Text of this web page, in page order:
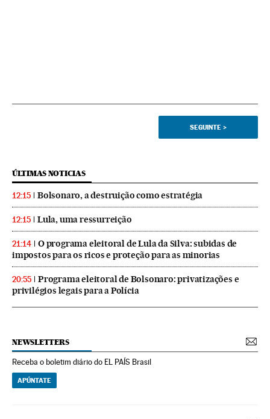
SEGUINTE >
ÚLTIMAS NOTICIAS
12:15 Bolsonaro, a destruição como estratégia
12:15 Lula, uma ressurreição
21:14
O programa eleitoral de Lula da Silva: subidas de
impostos para os ricos e proteção para as minorias
20:55
Programa eleitoral de Bolsonaro: privatizações e
privilégios legais para a Polícia
NEWSLETTERS
Receba o boletim diário do EL PAÍS Brasil
APÚNTATE